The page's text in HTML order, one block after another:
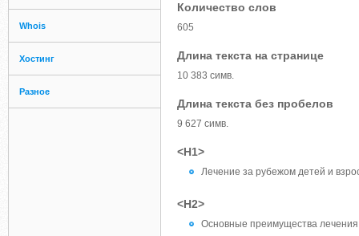
Whois
Хостинг
Разное
Количество слов
605
Длина текста на странице
10 383 симв.
Длина текста без пробелов
9 627 симв.
<H1>
Лечение за рубежом детей и
<H2>
Основные преимущества